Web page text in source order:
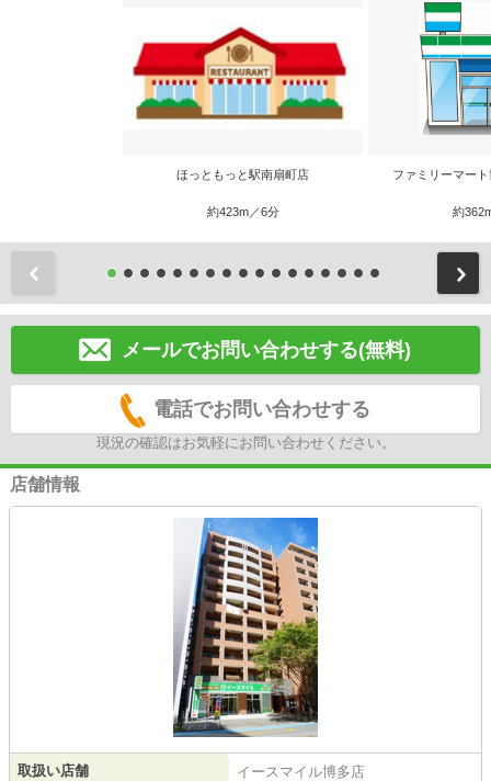
ほっともっと駅南扇町店
約423m／6分
ファミリーマー
約
メールでお問い合わせする(無料)
電話でお問い合わせする
現況の確認はお気軽にお問い合わせください。
店舗情報
取扱い店舗 イースマイル博多店